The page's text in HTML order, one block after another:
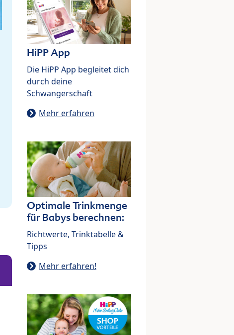
HiPP App
Die HiPP App begleitet dich
durch deine
Schwangerschaft
Mehr erfahren
Optimale Trinkmenge
für Babys berechnen:
Richtwerte, Trinktabelle &
Tipps
Mehr erfahren!